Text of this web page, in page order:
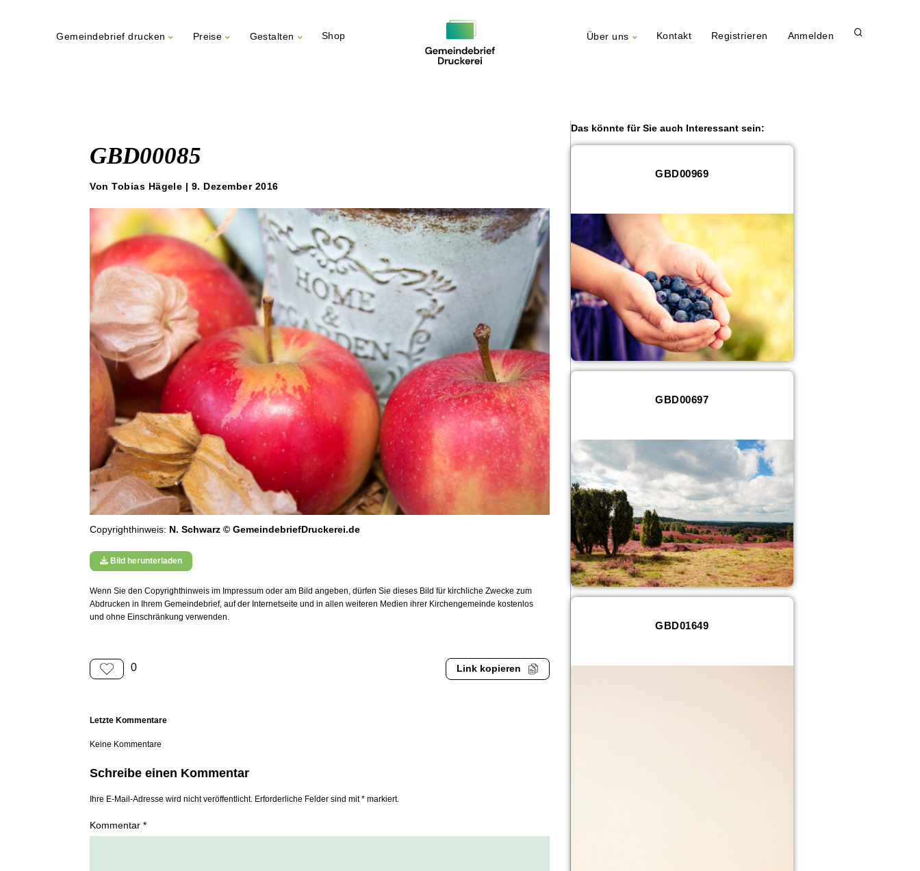
Gemeindebrief drucken Preise Gestalten Shop Über uns Kontakt Registrieren Anmelden
GBD00085
Von Tobias Hägele | 9. Dezember 2016
Copyrighthinweis: N. Schwarz © GemeindebriefDruckerei.de
Bild herunterladen
Wenn Sie den Copyrighthinweis im Impressum oder am Bild angeben, dürfen Sie dieses Bild für kirchliche Zwecke zum
Abdrucken in Ihrem Gemeindebrief, auf der Internetseite und in allen weiteren Medien ihrer Kirchengemeinde kostenlos
und ohne Einschränkung verwenden.
0 Link kopieren
Letzte Kommentare
Keine Kommentare
Schreibe einen Kommentar
Ihre E-Mail-Adresse wird nicht veröffentlicht. Erforderliche Felder sind mit * markiert.
Kommentar *
Das könnte für Sie auch Interessant sein:
GBD00969
GBD00697
GBD01649